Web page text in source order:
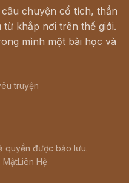
chuyện cổ tích, thần
khắp nơi trên thế giới.
mình một bài học và
truyện
quyền được bảo lưu.
MậtLiên Hệ